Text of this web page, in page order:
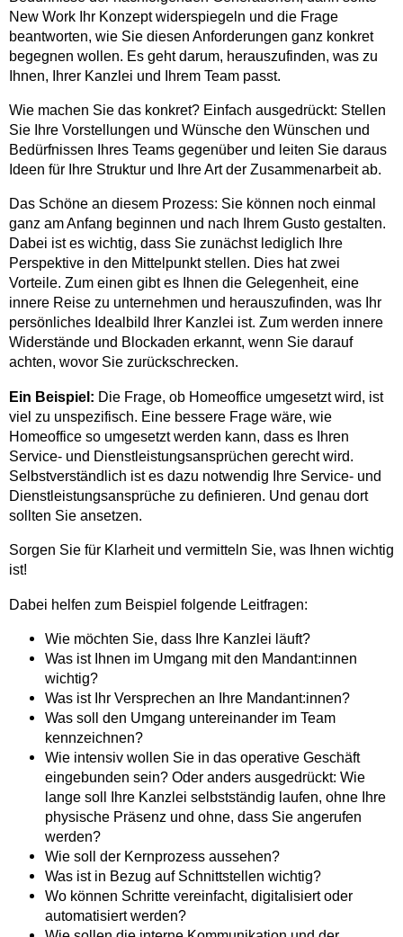
New Work Ihr Konzept widerspiegeln und die Frage
beantworten, wie Sie diesen Anforderungen ganz konkret
begegnen wollen. Es geht darum, herauszufinden, was zu
Ihnen, Ihrer Kanzlei und Ihrem Team passt.
Wie machen Sie das konkret? Einfach ausgedrückt: Stellen
Sie Ihre Vorstellungen und Wünsche den Wünschen und
Bedürfnissen Ihres Teams gegenüber und leiten Sie daraus
Ideen für Ihre Struktur und Ihre Art der Zusammenarbeit ab.
Das Schöne an diesem Prozess: Sie können noch einmal
ganz am Anfang beginnen und nach Ihrem Gusto gestalten.
Dabei ist es wichtig, dass Sie zunächst lediglich Ihre
Perspektive in den Mittelpunkt stellen. Dies hat zwei
Vorteile. Zum einen gibt es Ihnen die Gelegenheit, eine
innere Reise zu unternehmen und herauszufinden, was Ihr
persönliches Idealbild Ihrer Kanzlei ist. Zum werden innere
Widerstände und Blockaden erkannt, wenn Sie darauf
achten, wovor Sie zurückschrecken.
Ein Beispiel: Die Frage, ob Homeoffice umgesetzt wird, ist
viel zu unspezifisch. Eine bessere Frage wäre, wie
Homeoffice so umgesetzt werden kann, dass es Ihren
Service- und Dienstleistungsansprüchen gerecht wird.
Selbstverständlich ist es dazu notwendig Ihre Service- und
Dienstleistungsansprüche zu definieren. Und genau dort
sollten Sie ansetzen.
Sorgen Sie für Klarheit und vermitteln Sie, was Ihnen wichtig
ist!
Dabei helfen zum Beispiel folgende Leitfragen:
Wie möchten Sie, dass Ihre Kanzlei läuft?
Was ist Ihnen im Umgang mit den Mandant:innen
wichtig?
Was ist Ihr Versprechen an Ihre Mandant:innen?
Was soll den Umgang untereinander im Team
kennzeichnen?
Wie intensiv wollen Sie in das operative Geschäft
eingebunden sein? Oder anders ausgedrückt: Wie
lange soll Ihre Kanzlei selbstständig laufen, ohne Ihre
physische Präsenz und ohne, dass Sie angerufen
werden?
Wie soll der Kernprozess aussehen?
Was ist in Bezug auf Schnittstellen wichtig?
Wo können Schritte vereinfacht, digitalisiert oder
automatisiert werden?